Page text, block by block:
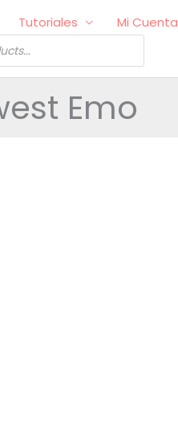
Tutoriales Mi Cuenta
Emo